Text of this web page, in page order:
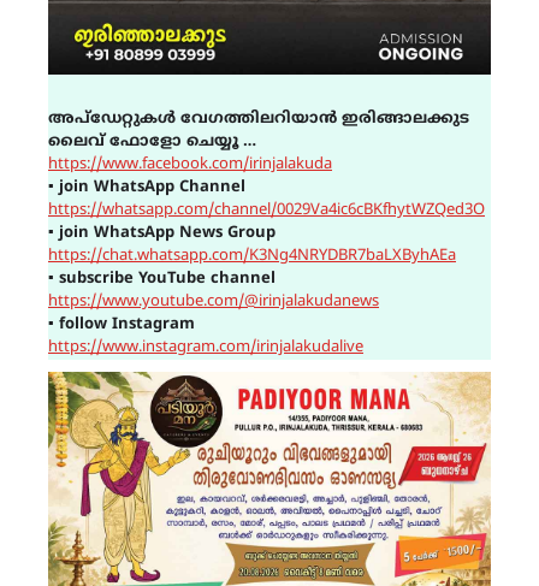
അപ്ഡേറ്റുകൾ വേഗത്തിലറിയാൻ ഇരിങ്ങാലക്കുട
ലൈവ് ഫോളോ ചെയ്യൂ …
https://www.facebook.com/irinjalakuda
▪ join WhatsApp Channel
https://whatsapp.com/channel/0029Va4ic6cBKfhytWZQed3O
▪ join WhatsApp News Group
https://chat.whatsapp.com/K3Ng4NRYDBR7baLXByhAEa
▪ subscribe YouTube channel
https://www.youtube.com/@irinjalakudanews
▪ follow Instagram
https://www.instagram.com/irinjalakudalive